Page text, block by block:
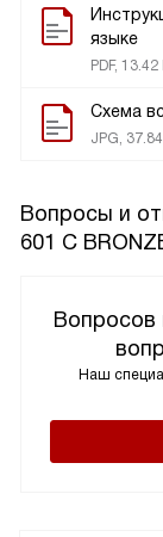
языке
PDF, 13.42
Схема
JPG,
Вопросы и
601 C
Вопросов
Наш